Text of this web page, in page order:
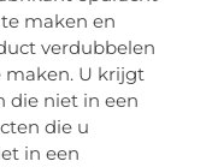
maken en
verdubbelen
maken. U krijgt
die niet in een
die u
in een